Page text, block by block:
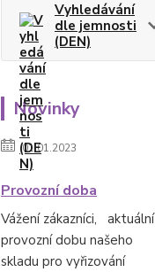
Vyhledávání
dle jemnosti
(DEN)
Novinky
01.01.2023
Provozní doba
Vážení zákazníci, aktuální
provozní dobu našeho
skladu pro vyřizování